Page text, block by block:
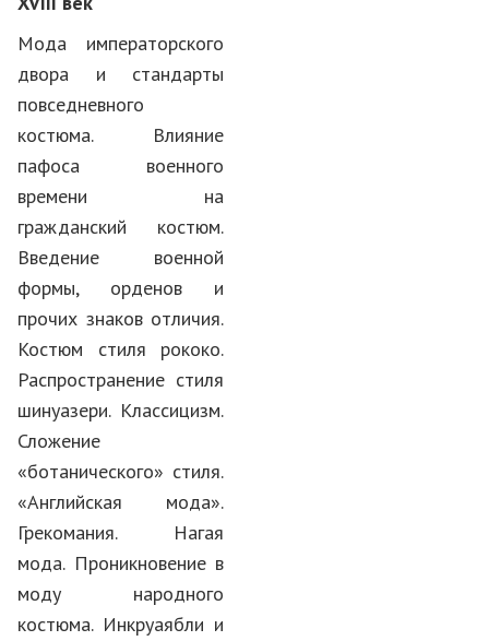
Мода императорского
двора и стандарты
повседневного
костюма. Влияние
пафоса военного
времени на
гражданский костюм.
Введение военной
формы, орденов и
прочих знаков отличия.
Костюм стиля рококо.
Распространение стиля
шинуазери. Классицизм.
Сложение
«ботанического» стиля.
«Английская мода».
Грекомания. Нагая
мода. Проникновение в
моду народного
костюма. Инкруаябли и